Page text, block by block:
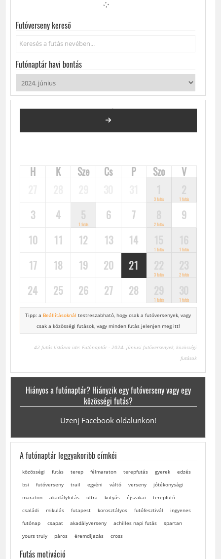
Futóverseny kereső
Keresés...
Futónaptár havi bontás
2024. JÚNIUS
H K Sze Cs P Szo
V
3 futás 1 futás
3 4
1 futás
6 7
2 futás
9
10
11 12 13 14
1 futás 1 futás
17 18 19 20 21
3 futás 2 futás
24 25 26 27 28
1 futás 1 futás
Tipp: a Beállításoknál testreszabható, hogy csak a futóversenyek, vagy
csak a közösségi futások, vagy minden futás jelenjen meg itt!
42 futás listázva ide: Futónaptár - 2024. júniusi futóversenyek, közösségi
futások
Hiányos a futónaptár? Hiányzik egy futóverseny vagy egy
közösségi futás?
Üzenj Facebook oldalunkon!
A futónaptár leggyakoribb címkéi
közösségi futás terep félmaraton terepfutás gyerek
edzés
bsi
futóverseny trail egyéni váltó verseny
jótékonysági
maraton
akadályfutás ultra kutyás éjszakai
terepfutó
családi
mikulás futapest korosztályos futófesztivál
ingyenes
futónap
csapat akadályverseny achilles napi futás
spartan
yours truly
páros éremdíjazás cross
Futás motiváció